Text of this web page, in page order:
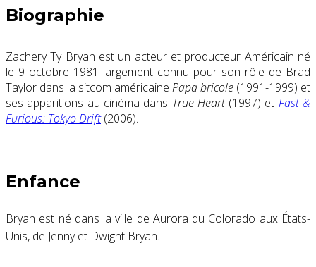
Biographie
Zachery Ty Bryan est un acteur et producteur Américain né
le 9 octobre 1981 largement connu pour son rôle de Brad
Taylor dans la sitcom américaine Papa bricole (1991-1999) et
ses apparitions au cinéma dans True Heart(1997) et Fast &
Furious: Tokyo Drift(2006).
Enfance
Bryan est né dans la ville de Aurora du Colorado aux États-
Unis, de Jenny et Dwight Bryan.